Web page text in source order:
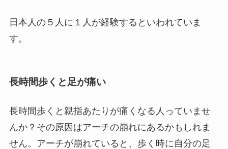
日本人の５人に１人が経験するといわれていま
す。
長時間歩くと足が痛い
長時間歩くと親指あたりが痛くなる人っていませ
んか？その原因はアーチの崩れにあるかもしれま
せん。アーチが崩れていると、歩く時に自分の足